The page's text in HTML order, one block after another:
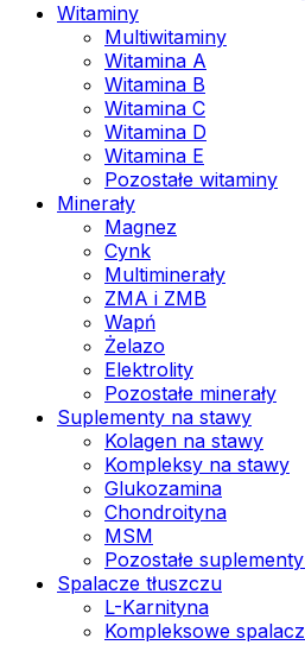
Witaminy
Multiwitaminy
Witamina A
Witamina B
Witamina C
Witamina D
Witamina E
Pozostałe witaminy
Minerały
Magnez
Cynk
Multiminerały
ZMA i ZMB
Wapń
Żelazo
Elektrolity
Pozostałe minerały
Suplementy na stawy
Kolagen na stawy
Kompleksy na stawy
Glukozamina
Chondroityna
MSM
Pozostałe
Spalacze tłuszczu
L-Karnityna
Kompleksowe